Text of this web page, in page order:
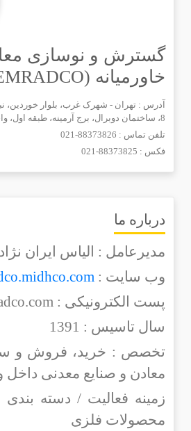
گسترش و نوسازی
خاورمیانه (MEMRADCO)
آدرس : تهران - شهرک غرب، بلوار خوردین،
8، ساختمان دوبرال، برج آرمینه، طبقه اول، واحد 103
تلفن تماس : 021-88373826
فکس : 021-88373825
درباره ما
مدیرعامل : الیاس ایران نژاد
وب سایت :
پست الکترونیکی : info@memradco.com
سال تاسیس : 1391
تخصص : خرید، فروش و
معادن و صنایع معدنی داخل
زمینه فعالیت / دسته
محصولات فلزی